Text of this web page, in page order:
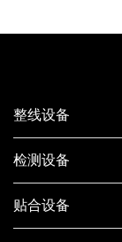
整线设备
检测设备
贴合设备